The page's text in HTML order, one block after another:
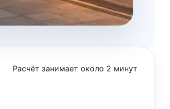
Расчёт занимает около 2 минут